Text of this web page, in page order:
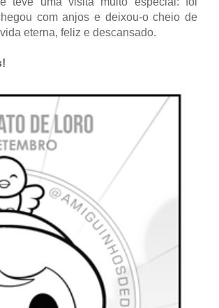
com anjos e deixou-o cheio de
eterna, feliz e descansado.